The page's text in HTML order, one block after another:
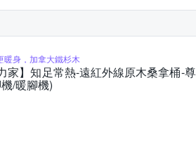
暖身，加拿大鐵杉木
家】知足常熱-遠紅外線原木桑拿桶-
/暖腳機)